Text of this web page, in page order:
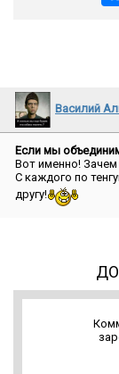
Василий
Если мы
Вот именно!
С каждого по
другу!